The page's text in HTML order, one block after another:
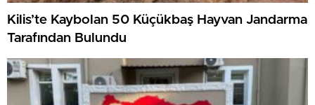
Kilis’te Kaybolan 50 Küçükbaş Hayvan Jandarma
Tarafından Bulundu